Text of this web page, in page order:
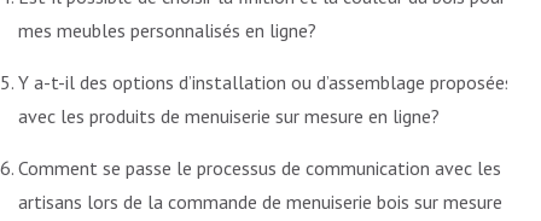
mes meubles personnalisés en ligne?
Y a-t-il des options d’installation ou d’assemblage proposées
avec les produits de menuiserie sur mesure en ligne?
Comment se passe le processus de communication avec les
artisans lors de la commande de menuiserie bois sur mesure